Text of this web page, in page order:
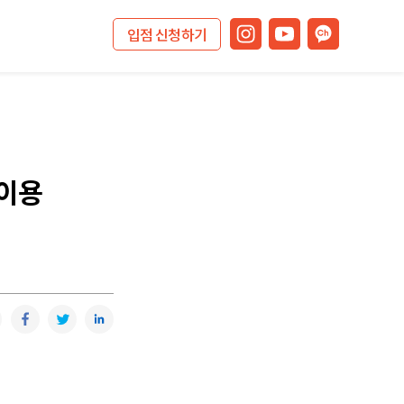
입점 신청하기
용
카카오톡 페이스북 트위터